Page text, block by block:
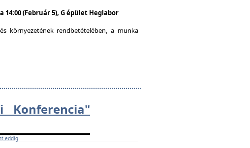
14:00 (Február 5), G épület Heglabor
környezetének rendbetételében, a munka
Konferencia"
eddig